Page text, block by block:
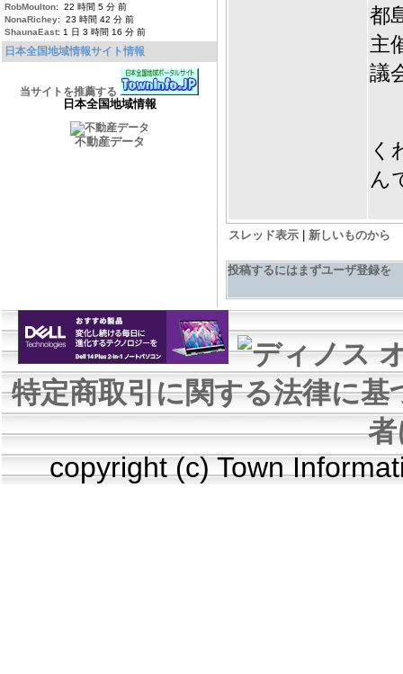
RobMoulton: 22 時間 5 分 前
NonaRichey: 23 時間 42 分 前
ShaunaEast: 1 日 3 時間 16 分 前
日本全国地域情報サイト情報
当サイトを推薦する
日本全国地域情報
不動産データ
都
主
議
く
ん
スレッド表示 新しいものから
投稿するにはまずユーザ登録を
特定商取引に関する法律に基
copyright (c) Town